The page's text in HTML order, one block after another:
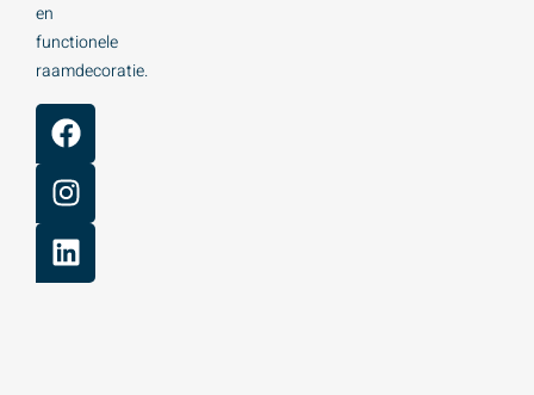
en
functionele
raamdecoratie.